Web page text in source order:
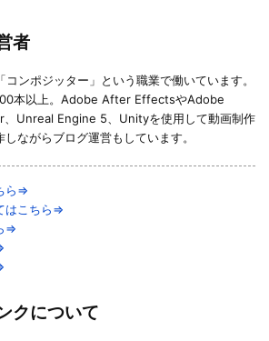
者
ンポジッター」という職業で働いています。
本以上。Adobe After EffectsやAdobe
Unreal Engine 5、Unityを使用して動画制作
ながらブログ運営もしています。
ら⇒
はこちら⇒
⇒
クについて